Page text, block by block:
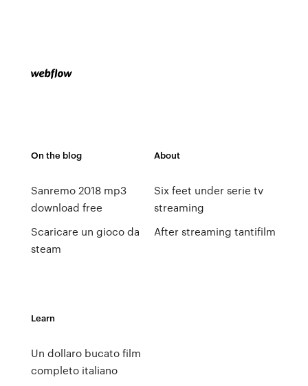
On the blog
Sanremo 2018 mp3
download free
Scaricare un gioco da
steam
About
Six feet under serie tv
streaming
After streaming tantifilm
Learn
Un dollaro bucato film
completo italiano